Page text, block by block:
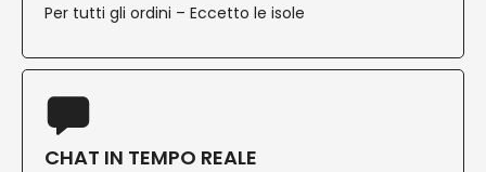
Per tutti gli ordini – Eccetto le isole
CHAT IN TEMPO REALE